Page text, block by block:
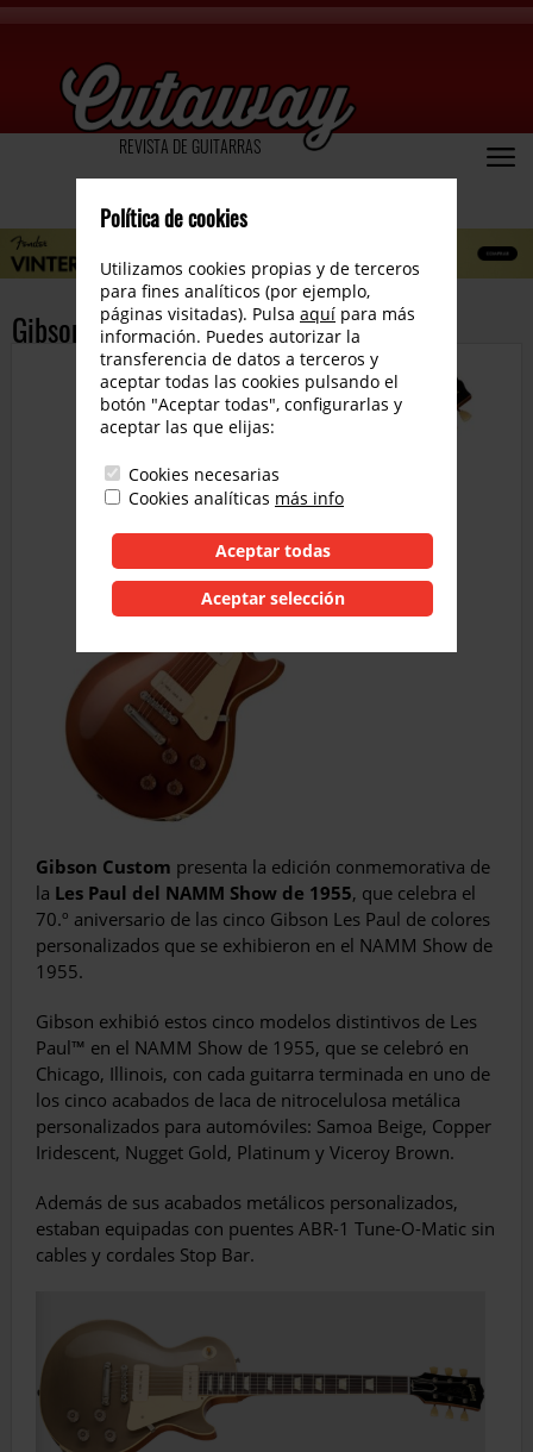
REVISTA DE GUITARRAS
Gibson 1955 NAMM Commemorative LP
Gibson Custom presenta la edición conmemorativa de
la Les Paul del NAMM Show de 1955, que celebra el
70.º aniversario de las cinco Gibson Les Paul de colores
personalizados que se exhibieron en el NAMM Show de
1955.
Gibson exhibió estos cinco modelos distintivos de Les
Paul™ en el NAMM Show de 1955, que se celebró en
Chicago, Illinois, con cada guitarra terminada en uno de
los cinco acabados de laca de nitrocelulosa metálica
personalizados para automóviles: Samoa Beige, Copper
Iridescent, Nugget Gold, Platinum y Viceroy Brown.
Además de sus acabados metálicos personalizados,
estaban equipadas con puentes ABR-1 Tune-O-Matic sin
cables y cordales Stop Bar.
Política de cookies
Utilizamos cookies propias y de terceros
para fines analíticos (por ejemplo,
páginas visitadas). Pulsa aquí para más
información. Puedes autorizar la
transferencia de datos a terceros y
aceptar todas las cookies pulsando el
botón "Aceptar todas", configurarlas y
aceptar las que elijas:
Cookies necesarias
Cookies analíticas más info
Aceptar todas
Aceptar selección